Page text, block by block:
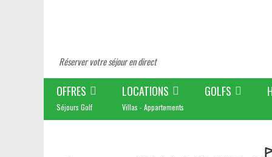
Réserver votre séjour en direct
OFFRES
Séjours Golf
LOCATIONS
Villas - Appartements
GOLFS